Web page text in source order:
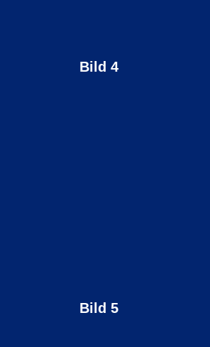
Bild 4
Bild 5